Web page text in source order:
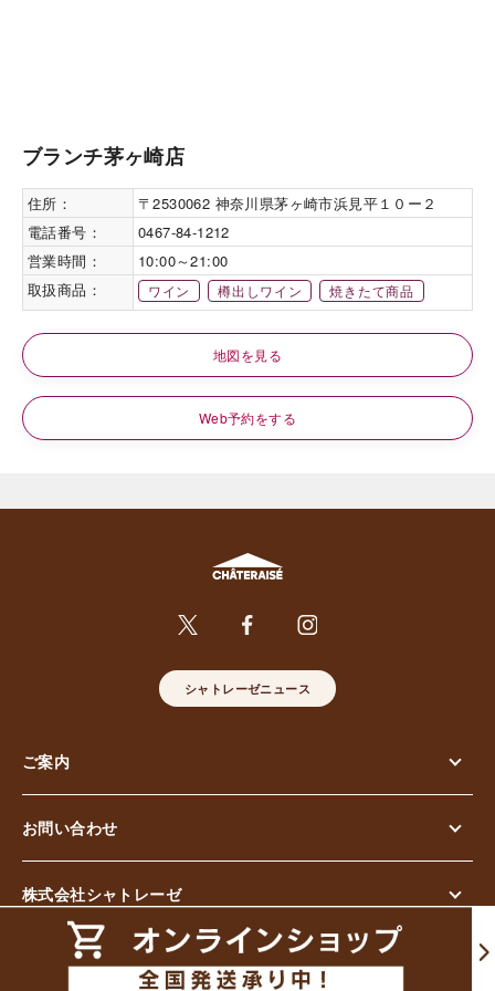
ブランチ茅ヶ崎店
住所：
〒2530062 神奈川県茅ヶ崎市浜見平１０ー２
電話番号：
0467-84-1212
営業時間：
10:00～21:00
取扱商品：
ワイン 樽出しワイン 焼きたて商品
地図を見る
Web予約をする
シャトレーゼニュース
ご案内
お問い合わせ
株式会社シャトレーゼ
© Chateraise Co.,Ltd. All Rights Reserved.